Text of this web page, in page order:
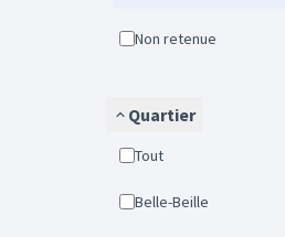
Non retenue
Quartier
Tout
Belle-Beille